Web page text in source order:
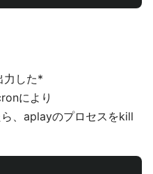
力した*
により
、aplayのプロセスをkill